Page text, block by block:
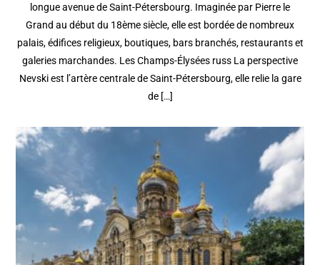
longue avenue de Saint-Pétersbourg. Imaginée par Pierre le
Grand au début du 18ème siècle, elle est bordée de nombreux
palais, édifices religieux, boutiques, bars branchés, restaurants et
galeries marchandes. Les Champs-Élysées russ La perspective
Nevski est l’artère centrale de Saint-Pétersbourg, elle relie la gare
de […]